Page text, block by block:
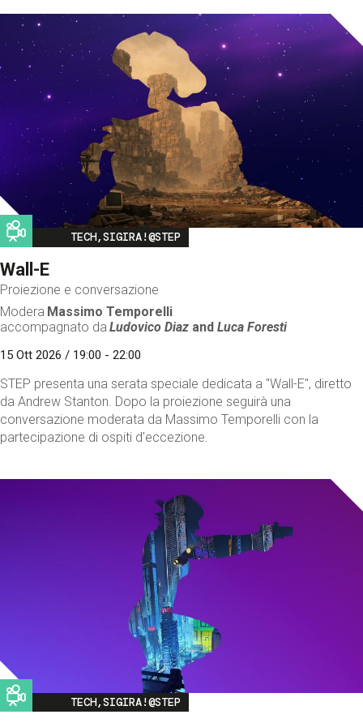
Image
TECH,SIGIRA!@STEP
Wall-E
Proiezione e conversazione
Modera Massimo Temporelli
accompagnato da Ludovico Diaz andLuca Foresti
15 Ott 2026 / 19:00 - 22:00
STEP presenta una serata speciale dedicata a "Wall-E", diretto
da Andrew Stanton. Dopo la proiezione seguirà una
conversazione moderata da Massimo Temporelli con la
partecipazione di ospiti d'eccezione.
Image
TECH,SIGIRA!@STEP